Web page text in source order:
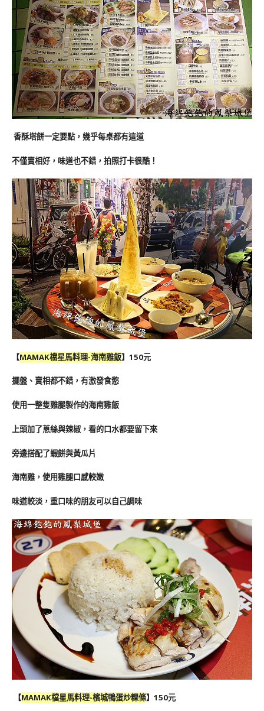
香酥塔餅一定要點，幾乎每桌都有這道
不僅賣相好，味道也不錯，拍照打卡很酷！
【MAMAK檔星馬料理-海南雞飯】150元
擺盤、賣相都不錯，有激發食慾
使用一整隻雞腿製作的海南雞飯
上頭加了蔥絲與辣椒，看的口水都要留下來
旁邊搭配了蝦餅與黃瓜片
海南雞，使用雞腿口感較嫩
味道較淡，重口味的朋友可以自己調味
【MAMAK檔星馬料理-檳城鴨蛋炒粿條】150元